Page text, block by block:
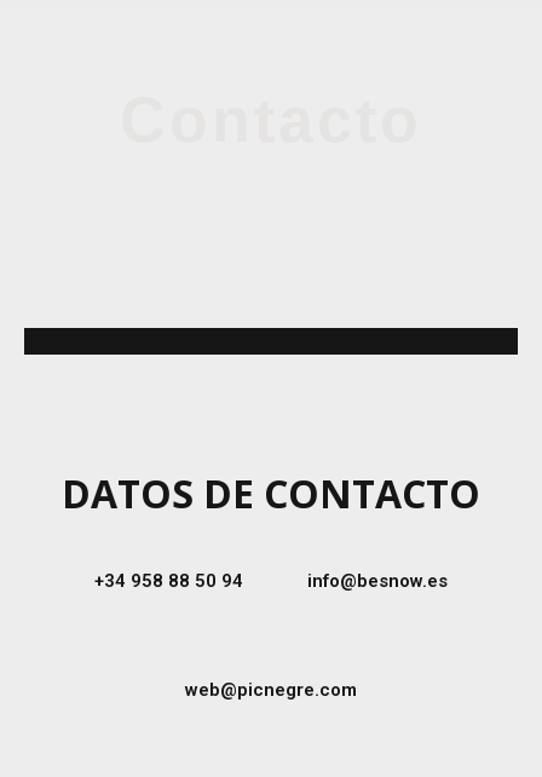
DATOS DE CONTACTO
+34 958 88 50 94 info@besnow.es
web@picnegre.com